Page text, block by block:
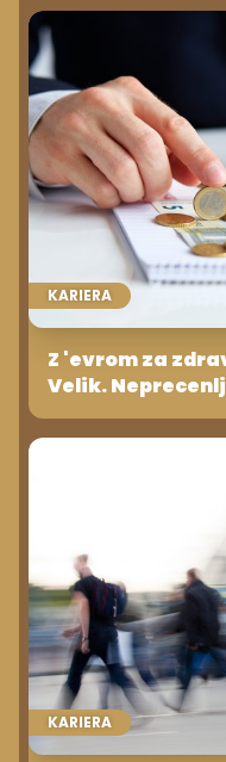
KARIERA
Z 'evrom za
Velik.
KARIERA